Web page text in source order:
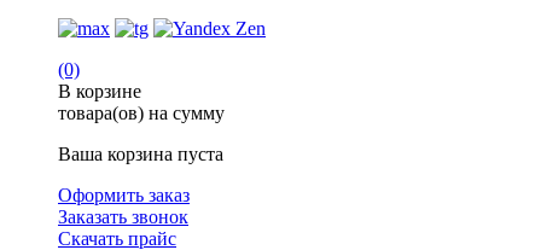
(0)
В корзине
товара(ов) на сумму
Ваша корзина пуста
Оформить заказ
Заказать звонок
Скачать прайс